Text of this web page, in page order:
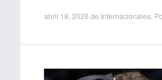
abril 18, 2026 de Internacionales,